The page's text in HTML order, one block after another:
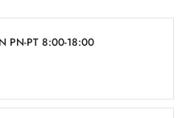
PN-PT 8:00-18:00